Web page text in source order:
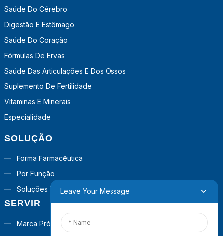
Saúde Do Cérebro
Digestão E Estômago
Saúde Do Coração
Fórmulas De Ervas
Saúde Das Articulações E Dos Ossos
Suplemento De Fertilidade
Vitaminas E Minerais
Especialidade
SOLUÇÃO
Forma Farmacêutica
Por Função
Soluções Prontas Para Uso
SERVIR
Marca Própria
Leave Your Message